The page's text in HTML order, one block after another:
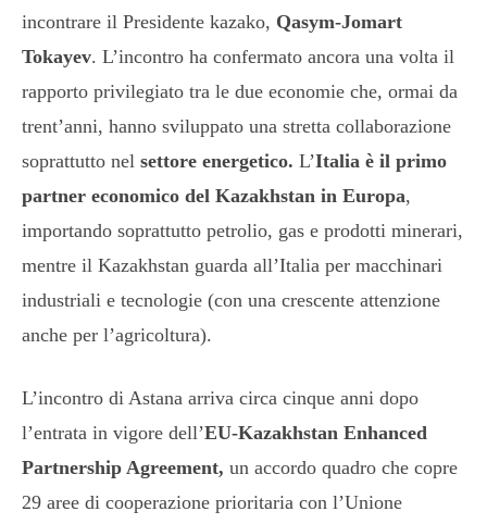
incontrare il Presidente kazako, Qasym-Jomart
Tokayev. L’incontro ha confermato ancora una volta il
rapporto privilegiato tra le due economie che, ormai da
trent’anni, hanno sviluppato una stretta collaborazione
soprattutto nel settore energetico. L’Italia è il primo
partner economico del Kazakhstan in Europa,
importando soprattutto petrolio, gas e prodotti minerari,
mentre il Kazakhstan guarda all’Italia per macchinari
industriali e tecnologie (con una crescente attenzione
anche per l’agricoltura).
L’incontro di Astana arriva circa cinque anni dopo
l’entrata in vigore dell’EU-Kazakhstan Enhanced
Partnership Agreement, un accordo quadro che copre
29 aree di cooperazione prioritaria con l’Unione